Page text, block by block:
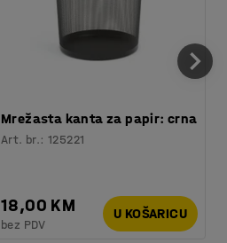
Mrežasta kanta za papir: crna
Art. br.:125221
18,00 KM
bez PDV
U KOŠARICU